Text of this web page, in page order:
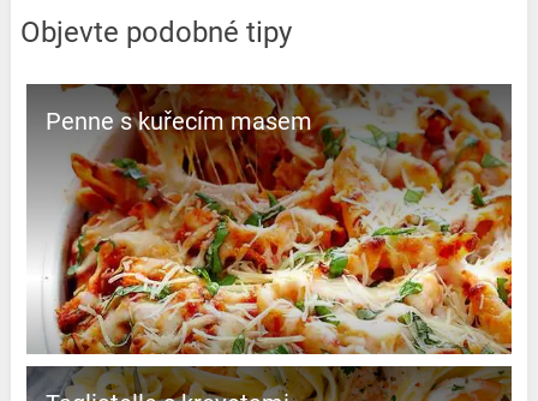
Objevte podobné tipy
Penne s kuřecím masem